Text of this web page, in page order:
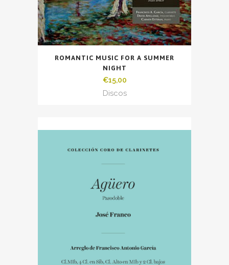
ROMANTIC MUSIC FOR A SUMMER
NIGHT
€15,00
Discos